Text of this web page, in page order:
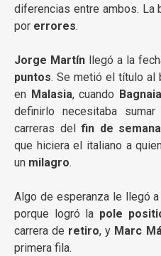
diferencias entre ambos. La
por errores.
Jorge Martín llegó a la
puntos. Se metió el título al
en Malasia, cuando Bagnaia
definirlo necesitaba sumar
carreras delfin de semana
que hiciera el italiano a
un milagro.
Algo de esperanza le llegó a
porque logró la pole
carrera de retiro, y Marc
primera fila.